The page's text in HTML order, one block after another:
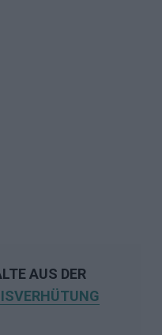
AUS DER